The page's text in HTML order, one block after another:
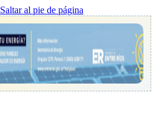
Saltar al pie de página